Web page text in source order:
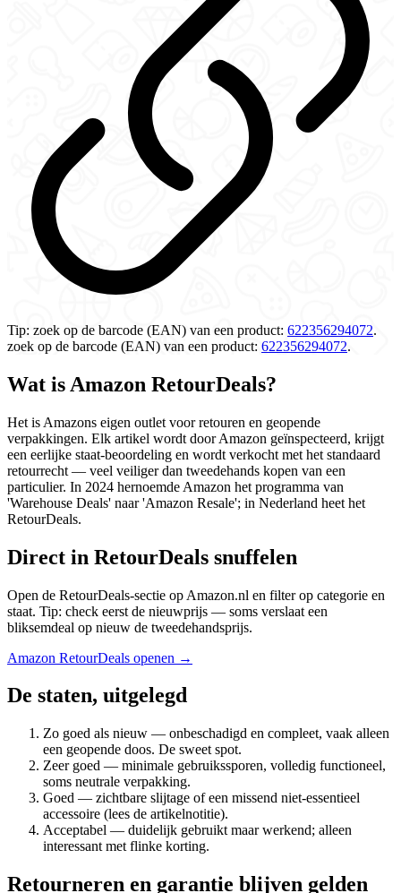
Tip: zoek op de barcode (EAN) van een product: 622356294072.
zoek op de barcode (EAN) van een product: 622356294072.
Wat is Amazon RetourDeals?
Het is Amazons eigen outlet voor retouren en geopende
verpakkingen. Elk artikel wordt door Amazon geïnspecteerd, krijgt
een eerlijke staat-beoordeling en wordt verkocht met het standaard
retourrecht — veel veiliger dan tweedehands kopen van een
particulier. In 2024 hernoemde Amazon het programma van
'Warehouse Deals' naar 'Amazon Resale'; in Nederland heet het
RetourDeals.
Direct in RetourDeals snuffelen
Open de RetourDeals-sectie op Amazon.nl en filter op categorie en
staat. Tip: check eerst de nieuwprijs — soms verslaat een
bliksemdeal op nieuw de tweedehandsprijs.
Amazon RetourDeals openen →
De staten, uitgelegd
Zo goed als nieuw — onbeschadigd en compleet, vaak alleen
een geopende doos. De sweet spot.
Zeer goed — minimale gebruikssporen, volledig functioneel,
soms neutrale verpakking.
Goed — zichtbare slijtage of een missend niet-essentieel
accessoire (lees de artikelnotitie).
Acceptabel — duidelijk gebruikt maar werkend; alleen
interessant met flinke korting.
Retourneren en garantie blijven gelden